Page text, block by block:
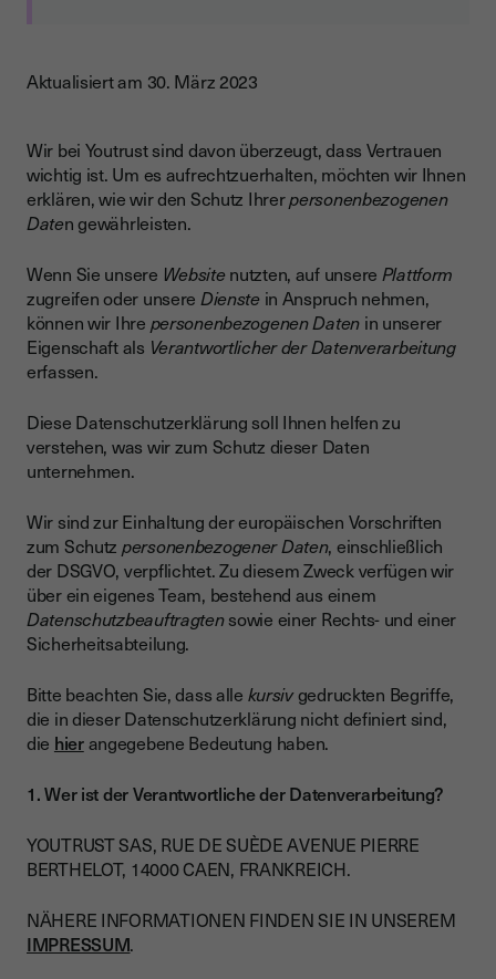
Aktualisiert am 30. März 2023
Wir bei Youtrust sind davon überzeugt, dass Vertrauen
wichtig ist. Um es aufrechtzuerhalten, möchten wir Ihnen
erklären, wie wir den Schutz Ihrerpersonenbezogenen
Daten gewährleisten.
Wenn Sie unsere Website nutzten, auf unsere Plattform
zugreifen oder unsere Dienste in Anspruch nehmen,
können wir Ihre personenbezogenen Daten in unserer
Eigenschaft als Verantwortlicher der Datenverarbeitung
erfassen.
Diese Datenschutzerklärung soll Ihnen helfen zu
verstehen, was wir zum Schutz dieser Daten
unternehmen.
Wir sind zur Einhaltung der europäischen Vorschriften
zum Schutz personenbezogener Daten, einschließlich
der DSGVO, verpflichtet. Zu diesem Zweck verfügen wir
über ein eigenes Team, bestehend aus einem
Datenschutzbeauftragtensowie einer Rechts- und einer
Sicherheitsabteilung.
Bitte beachten Sie, dass alle kursivgedruckten Begriffe,
die in dieser Datenschutzerklärung nicht definiert sind,
die hierangegebene Bedeutung haben.
1. Wer ist der Verantwortliche der Datenverarbeitung?
YOUTRUST SAS, RUE DE SUÈDE AVENUE PIERRE
BERTHELOT, 14000 CAEN, FRANKREICH.
NÄHERE INFORMATIONEN FINDEN SIE IN UNSEREM
IMPRESSUM.